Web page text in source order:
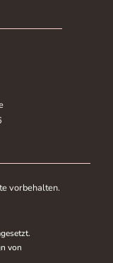
vorbehalten.
von